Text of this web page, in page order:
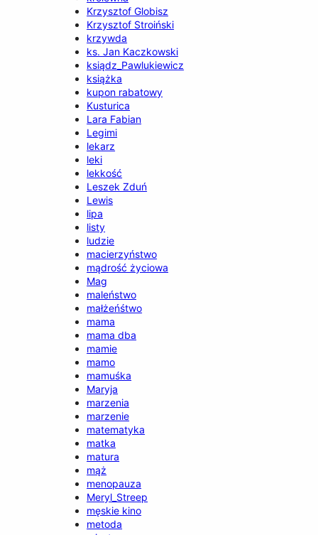
Krzysztof Globisz
Krzysztof Stroiński
krzywda
ks. Jan Kaczkowski
ksiądz_Pawlukiewicz
książka
kupon rabatowy
Kusturica
Lara Fabian
Legimi
lekarz
leki
lekkość
Leszek Zduń
Lewis
lipa
listy
ludzie
macierzyństwo
mądrość życiowa
Mag
maleństwo
małżeńśtwo
mama
mama dba
mamie
mamo
mamuśka
Maryja
marzenia
marzenie
matematyka
matka
matura
mąż
menopauza
Meryl_Streep
męskie kino
metoda